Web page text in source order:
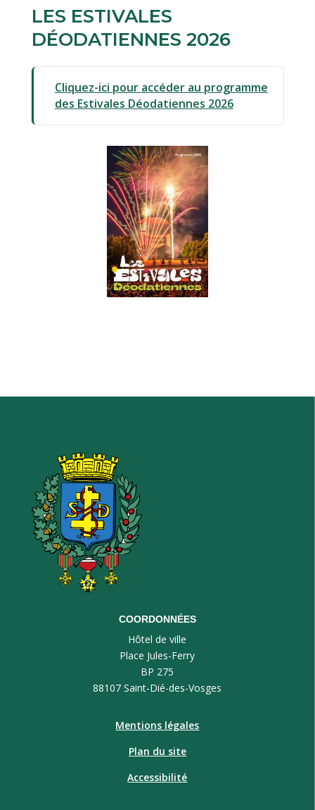
LES ESTIVALES
DÉODATIENNES 2026
Cliquez-ici pour accéder au programme
des Estivales Déodatiennes 2026
COORDONNÉES
Hôtel de ville
Place Jules-Ferry
BP 275
88107 Saint-Dié-des-Vosges
Mentions légales
Plan du site
Accessibilité